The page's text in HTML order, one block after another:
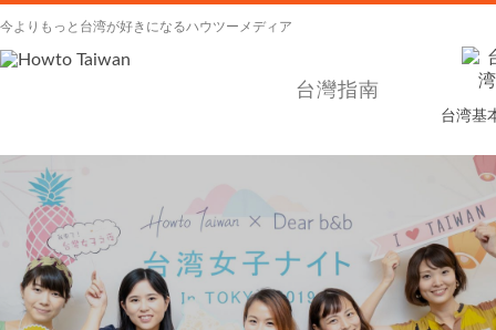
今よりもっと台湾が好きになるハウツーメディア
台灣指南
台湾基